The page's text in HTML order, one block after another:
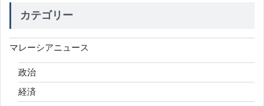
カテゴリー
マレーシアニュース
政治
経済